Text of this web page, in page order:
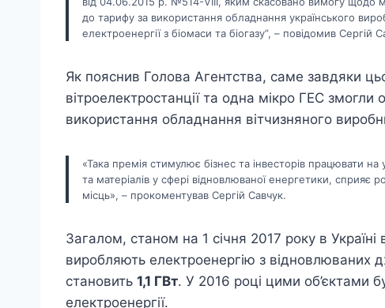
до тарифу за використання обладнання українського
електроенергії з біомаси та біогазу”, – повідомив Сергій
Як пояснив Голова Агентства, саме завдяки
вітроелектростанції та одна мікро ГЕС
використання обладнання вітчизняного
«Така премія стимулює бізнес та інвесторів працювати
та матеріалів у сфері відновлюваної енергетики, сприяє
місць», – прокоментував Сергій Савчук.
Загалом, станом на 1 січня 2017 року в Україні
виробляють електроенергію з відновлюваних
становить 1,1 ГВт. У 2016 році цими об’єктами
електроенергії.